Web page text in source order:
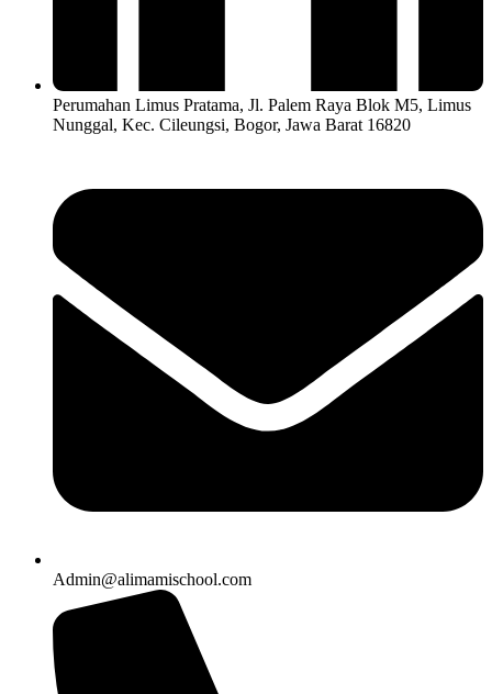
Perumahan Limus Pratama, Jl. Palem Raya Blok M5, Limus
Nunggal, Kec. Cileungsi, Bogor, Jawa Barat 16820
Admin@alimamischool.com